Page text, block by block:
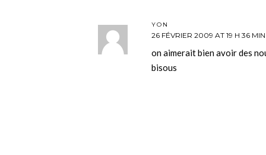
YON
26 FÉVRIER 2009 AT 19 H 36 MIN
on aimerait bien avoir des
bisous